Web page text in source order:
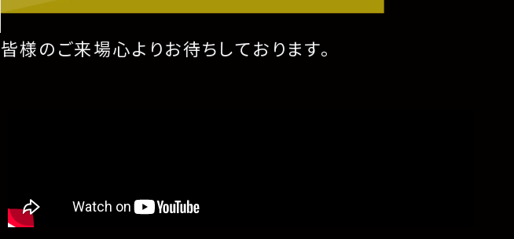
皆様のご来場心よりお待ちしております。